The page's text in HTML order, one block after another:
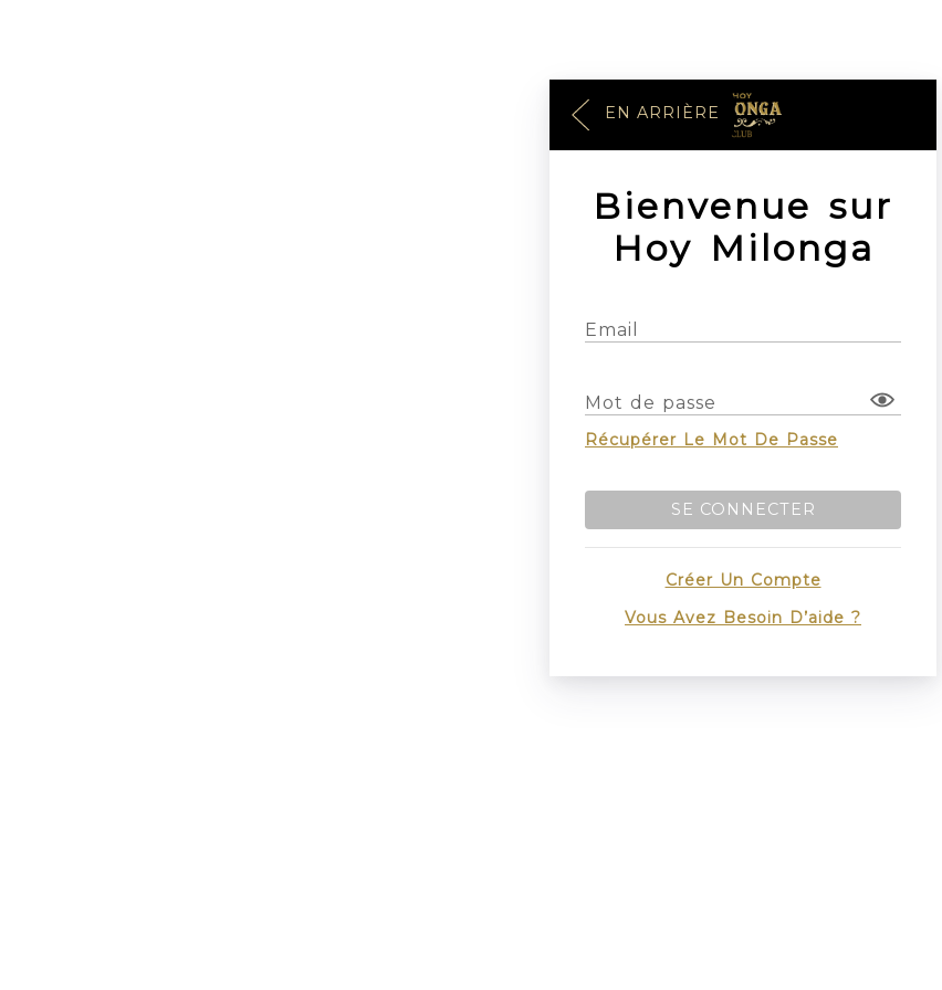
EN ARRIÈRE
Bienvenue sur
Hoy Milonga
Email
Mot de passe
Récupérer Le Mot De Passe
SE CONNECTER
Créer Un Compte
Vous Avez Besoin D’aide ?